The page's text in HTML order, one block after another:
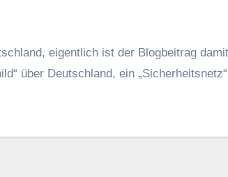
eigentlich ist der Blogbeitrag
über Deutschland, ein